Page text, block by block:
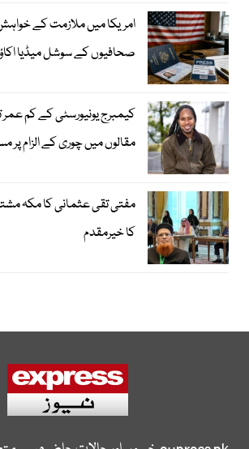
امریکا میں ملازمت کے
صحافیوں کے سوشل میڈیا
کیمبرج یونیورسٹی کے کم عمر
مقالوں میں چوری کے الزام پر
مفتی تقی عثمانی کا مکہ
کا خیرمقدم